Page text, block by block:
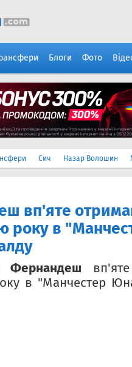
Блоги Фото
Сич Назар Волошин
вп'яте
року в
Фернандеш
в "Манчестер